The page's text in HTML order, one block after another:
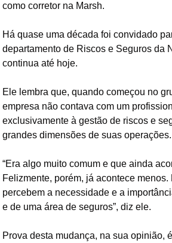
como corretor na Marsh.
Há quase uma década foi convidado
departamento de Riscos e Seguros da
continua até hoje.
Ele lembra que, quando começou no
empresa não contava com um
exclusivamente à gestão de riscos e
grandes dimensões de suas operações.
“Era algo muito comum e que ainda
Felizmente, porém, já acontece
percebem a necessidade e a
e de uma área de seguros”, diz ele.
Prova desta mudança, na sua opinião,